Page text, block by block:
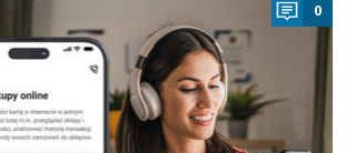
0